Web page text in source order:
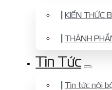
KIẾN THỨC
THÀNH
Tin Tức
Tin tức nội